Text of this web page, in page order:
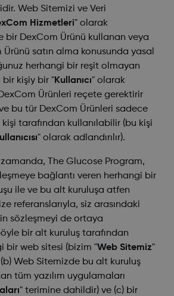
Web Sitemizi ve Veri
Hizmetleri" olarak
bir DexCom Ürünü kullanan veya
satın alma konusunda yasal
herhangi bir reşit olmayan
kişiy bir "Kullanıcı" olarak
DexCom Ürünleri reçete gerektirir
bu tür DexCom Ürünleri sadece
tarafından kullanılabilir (bu kişi
" olarak adlandırılır).
zamanda, The Glucose Program,
bağlantı veren herhangi bir
ile ve bu alt kuruluşa atfen
referanslarıyla, siz arasındaki
sözleşmeyi de ortaya
bir alt kuruluş tarafından
bir web sitesi (bizim "Web Sitemiz"
Web Sitemizde bu alt kuruluş
tüm yazılım uygulamaları
" terimine dahildir) ve (c) bir